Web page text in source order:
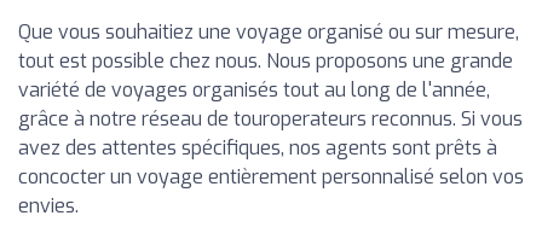
Que vous souhaitiez une voyage organisé ou sur mesure,
tout est possible chez nous. Nous proposons une grande
variété de voyages organisés tout au long de l'année,
grâce à notre réseau de touroperateurs reconnus. Si vous
avez des attentes spécifiques, nos agents sont prêts à
concocter un voyage entièrement personnalisé selon vos
envies.